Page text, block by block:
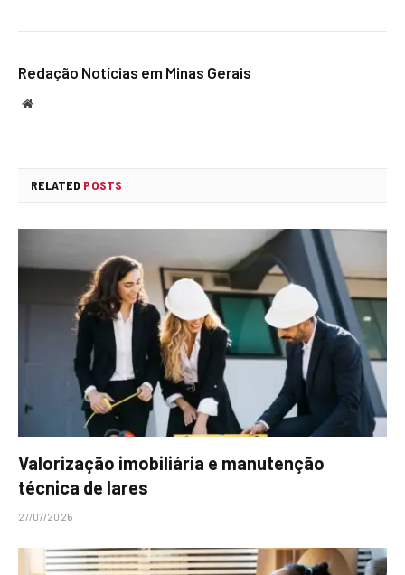
Redação Notícias em Minas Gerais
Website
RELATED POSTS
Valorização imobiliária e manutenção
técnica de lares
27/07/2026